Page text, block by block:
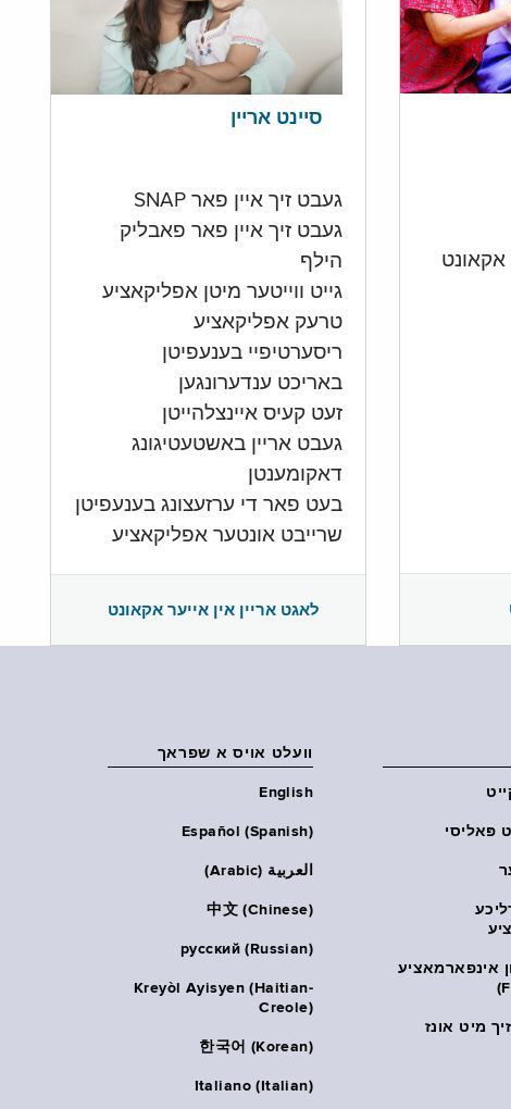
סיינט אריין
געבט זיך איין פאר SNAP
געבט זיך איין פאר פאבליק
הילף
גייט ווייטער מיטן אפליקאציע
טרעק אפליקאציע
ריסערטיפיי בענעפיטן
באריכט ענדערונגען
זעט קעיס איינצלהייטן
געבט אריין באשטעטיגונג
דאקומענטן
בעט פאר די ערזעצונג בענעפיטן
שרייבט אונטער אפליקאציע
לאגט אריין אין אייער אקאונט
פּאליסי
אינפארמאציע
מיט אונז
וועלט אויס א שפראך
English
Español (Spanish)
العربية (Arabic)
中文 (Chinese)
русский (Russian)
Kreyòl Ayisyen (Haitian-
Creole)
한국어 (Korean)
Italiano (Italian)